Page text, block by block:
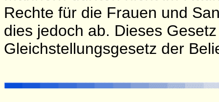
Rechte für die Frauen und
dies jedoch ab. Dieses
Gleichstellungsgesetz der